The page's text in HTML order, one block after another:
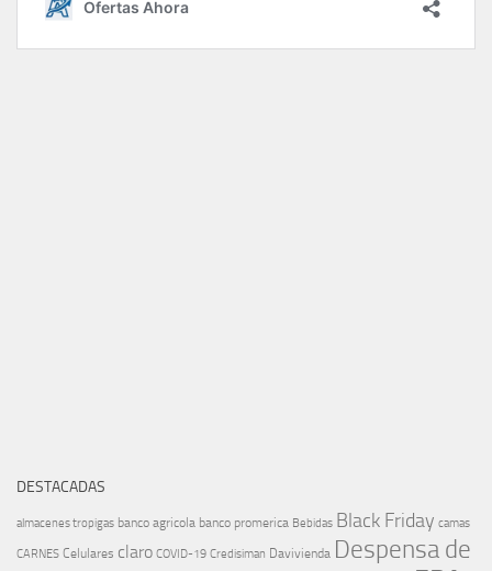
DESTACADAS
almacenes tropigas banco agricola banco promerica Bebidas Black Friday camas
CARNES Celulares claro COVID-19 Credisiman Davivienda Despensa de